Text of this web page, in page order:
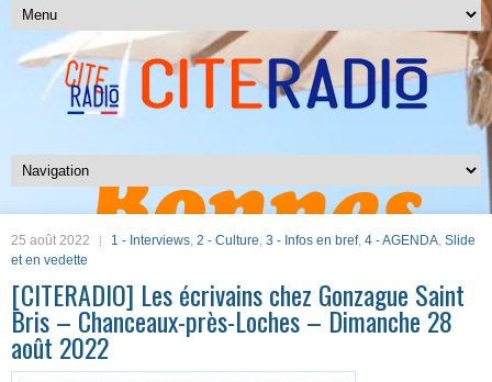
25 août 2022 1 - Interviews, 2 - Culture, 3 - Infos en bref, 4 - AGENDA, Slide
et en vedette
[CITERADIO] Les écrivains chez Gonzague Saint
Bris – Chanceaux-près-Loches – Dimanche 28
août 2022